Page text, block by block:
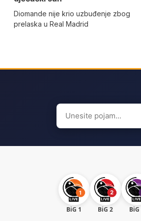
Diomande nije krio uzbuđenje zbog
prelaska u Real Madrid
Search
for:
BiG 1 BiG 2 BiG